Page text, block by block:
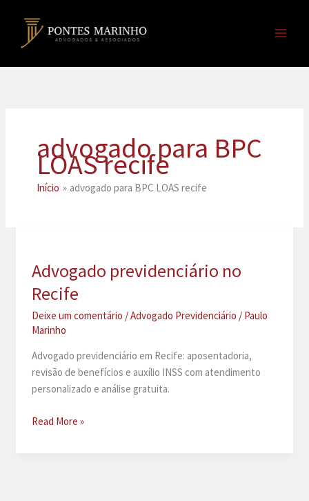
advogado para BPC
LOAS recife
Início advogado para BPC LOAS recife
Advogado previdenciário no
Recife
Deixe um comentário /Advogado Previdenciário / Paulo
Marinho
Advogado previdenciário em Recife: aposentadoria,
revisão de benefícios e auxílio INSS com atendimento
personalizado e análise gratuita.
Advogado
Read More »